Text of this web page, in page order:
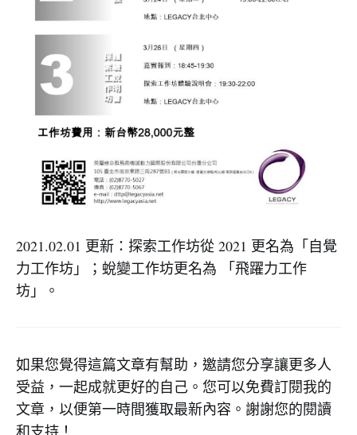
2021.02.01 更新：探索工作坊從 2021 更名為「自覺
力工作坊」；蛻變工作坊更名為 「飛躍力工作
坊」。
如果您覺得這篇文章有幫助，邀請您分享讓更多人
受益，一起成就更好的自己。您可以免費訂閱我的
文章，以便第一時間獲取最新內容。謝謝您的閱讀
和支持！